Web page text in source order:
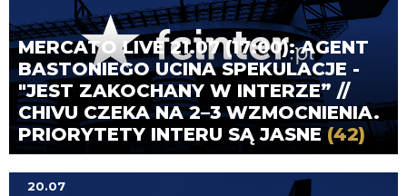
MERCATO LIVE 21.07 (17:00): AGENT
BASTONIEGO UCINA SPEKULACJE -
"JEST ZAKOCHANY W INTERZE” //
CHIVU CZEKA NA 2–3 WZMOCNIENIA.
PRIORYTETY INTERU SĄ JASNE(42)
20.07